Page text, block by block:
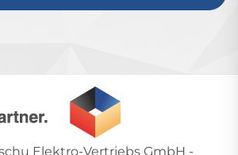
Elektro-Vertriebs GmbH -